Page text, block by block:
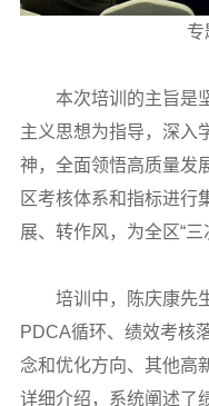
专
本次培训的主旨是
主义思想为指导，深入
神，全面领悟高质量发
区考核体系和指标进行
展、转作风，为全区“三
培训中，陈庆康先
PDCA循环、绩效考核
念和优化方向、其他高
详细介绍，系统阐述了